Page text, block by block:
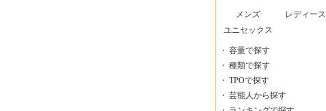
メンズ
レディース
ユニセックス
・ 容量で探す
・ 種類で探す
・ TPOで探す
・ 芸能人から探す